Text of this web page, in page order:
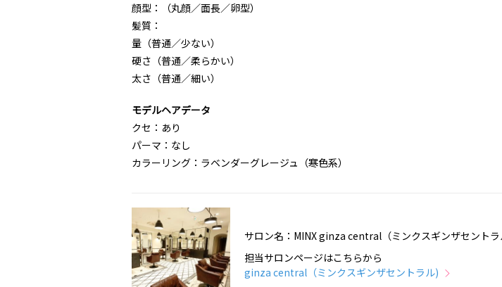
顔型：（丸顔／面長／卵型）
髪質：
量（普通／少ない）
硬さ（普通／柔らかい）
太さ（普通／細い）
モデルヘアデータ
クセ：あり
パーマ：なし
カラーリング：ラベンダーグレージュ（寒色系）
サロン名：MINX ginza central（ミンクスギンザセントラ
担当サロンページはこちらから
ginza central（ミンクスギンザセントラル)